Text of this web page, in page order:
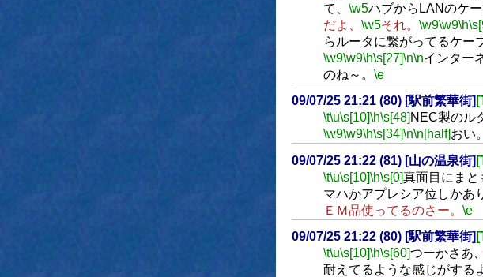
て、 \w5ハブからLANのケ
だよ、 \w5それ。 \w9\w9\h
らルータに繋がってるケー
\w9\w9\h\s[27]\n\nインター
のね～。 \e
09/07/25 21:21 (80) [駅前繁華街]
\t\u\s[10] \h\s[48] NEC製のル
\w9\w9\h\s[34] \n\n[half] おい。
09/07/25 21:22 (81) [山の温泉街]
\t\u\s[10]\h\s[0]真面目にまと
マハかアプレシア位しかあ
ＥＭ品使ってるのさー。 \e
09/07/25 21:22 (80) [駅前繁華街]
\t\u\s[10]\h\s[60]つーかさあ、
耐えてるような感じがする